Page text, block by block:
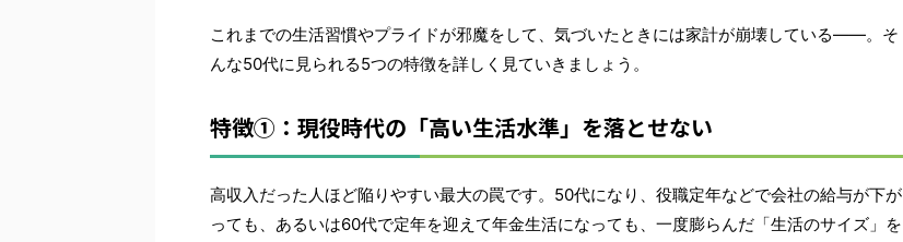
これまでの生活習慣やプライドが邪魔をして、気づいたときには家計が崩壊している――。そ
んな50代に見られる5つの特徴を詳しく見ていきましょう。
特徴①：現役時代の「高い生活水準」を落とせない
高収入だった人ほど陥りやすい最大の罠です。50代になり、役職定年などで会社の給与が下が
っても、あるいは60代で定年を迎えて年金生活になっても、一度膨らんだ「生活のサイズ」を